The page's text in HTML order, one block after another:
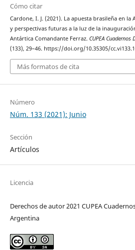
Cómo citar
Cardone, I. J. (2021). La apuesta brasileña en
y perspectivas futuras a la luz de la
Antártica Comandante Ferraz. CUPEA
(133), 29–46. https://doi.org/10.35305/
Más formatos de cita
Número
Núm. 133 (2021): Junio
Sección
Artículos
Licencia
Derechos de autor 2021 CUPEA
Argentina